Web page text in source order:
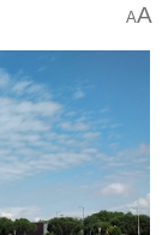
AA